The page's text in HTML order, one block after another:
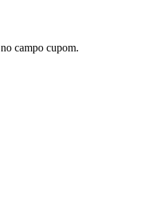
no campo cupom.